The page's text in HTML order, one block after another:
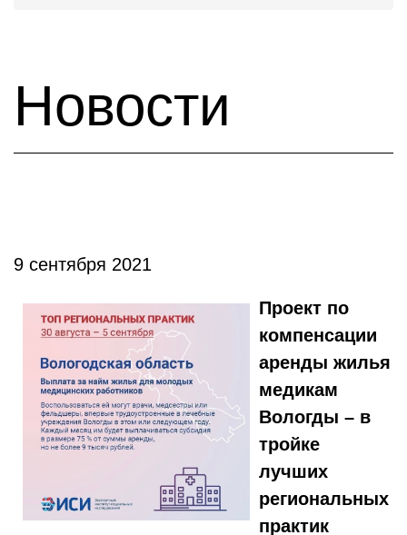
Новости
9 сентября 2021
Проект по
компенсации
аренды жилья
медикам
Вологды – в
тройке
лучших
региональных
практик